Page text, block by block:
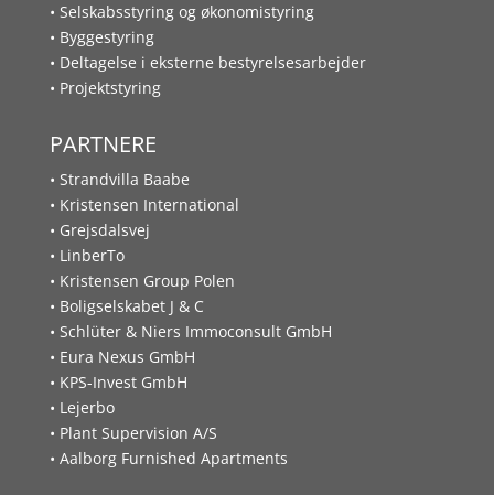
• Selskabsstyring og økonomistyring
• Byggestyring
• Deltagelse i eksterne bestyrelsesarbejder
• Projektstyring
PARTNERE
• Strandvilla Baabe
• Kristensen International
• Grejsdalsvej
• LinberTo
• Kristensen Group Polen
• Boligselskabet J & C
• Schlüter & Niers Immoconsult GmbH
• Eura Nexus GmbH
• KPS-Invest GmbH
• Lejerbo
• Plant Supervision A/S
• Aalborg Furnished Apartments